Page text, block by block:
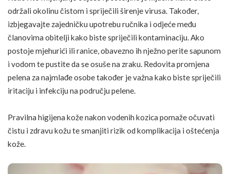
održali okolinu čistom i spriječili širenje virusa. Također,
izbjegavajte zajedničku upotrebu ručnika i odjeće među
članovima obitelji kako biste spriječili kontaminaciju. Ako
postoje mjehurići ili ranice, obavezno ih nježno perite sapunom
i vodom te pustite da se osuše na zraku. Redovita promjena
pelena za najmlađe osobe također je važna kako biste spriječili
iritaciju i infekciju na području pelene.
Pravilna higijena kože nakon vodenih kozica pomaže očuvati
čistu i zdravu kožu te smanjiti rizik od komplikacija i oštećenja
kože.